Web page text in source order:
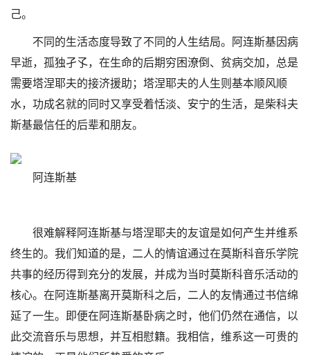
己。
不同的生活态度导致了不同的人生结局。阿连斯基因病
早逝，孤独孑孓，在生命的后期穷困潦倒、贫病交加，总是
需要塔涅耶夫的接济援助；塔涅耶夫的人生则基本顺风顺
水，功成名就的同时又享受着恬淡、安宁的生活，是柴科夫
斯基最信任的后辈和朋友。
阿连斯基
很难解释阿连斯基与塔涅耶夫的友谊是如何产生并维系
终生的。我们知道的是，二人的情谊通过在莫斯科音乐学院
共事的经历得到充分的发展，并成为当时莫斯科音乐活动的
核心。在阿连斯基离开莫斯科之后，二人的友情通过书信绵
延了一生。即便在阿连斯基卧病之时，他们仍然在通信，以
此交流音乐与思想，并互相慰籍。我相信，维系这一可贵的